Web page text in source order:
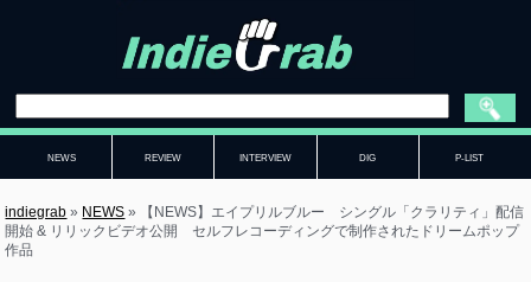
NEWS REVIEW INTERVIEW DIG P-LIST
indiegrab » NEWS »
【NEWS】エイプリルブルー シングル「クラリティ」配信
開始 & リリックビデオ公開 セルフレコーディングで制作されたドリームポップ
作品